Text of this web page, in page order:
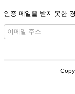
인증 메일을 받지 못한